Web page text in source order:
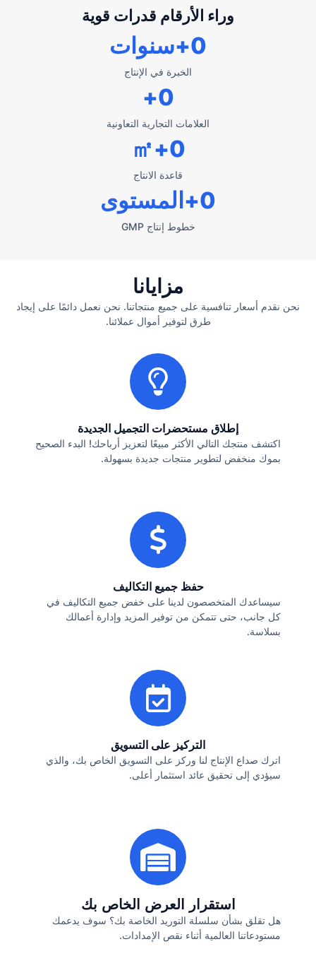
وراء الأرقام قدرات قوية
الخبرة في الإنتاج
0+سنوات
العلامات التجارية التعاونية
0
+
قاعدة الانتاج
0
+㎡
خطوط إنتاج GMP
0+المستوى
مزايانا
نحن نقدم أسعار تنافسية على جميع منتجاتنا. نحن نعمل دائمًا على إيجاد
طرق لتوفير أموال عملائنا.
إطلاق مستحضرات التجميل الجديدة
اكتشف منتجك التالي الأكثر مبيعًا لتعزيز أرباحك! البدء الصحيح
بموك منخفض لتطوير منتجات جديدة بسهولة.
حفظ جميع التكاليف
سيساعدك المتخصصون لدينا على خفض جميع التكاليف في
كل جانب، حتى تتمكن من توفير المزيد وإدارة أعمالك
بسلاسة.
التركيز على التسويق
اترك صداع الإنتاج لنا وركز على التسويق الخاص بك، والذي
سيؤدي إلى تحقيق عائد استثمار أعلى.
استقرار العرض الخاص بك
هل تقلق بشأن سلسلة التوريد الخاصة بك؟ سوف يدعمك
مستودعاتنا العالمية أثناء نقص الإمدادات.